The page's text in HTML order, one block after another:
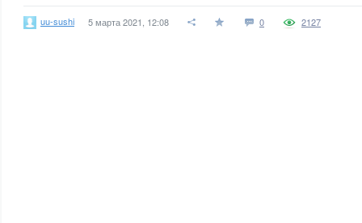
uu-sushi 5 марта 2021, 12:08 0 2127